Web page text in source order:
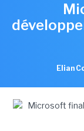
Elian